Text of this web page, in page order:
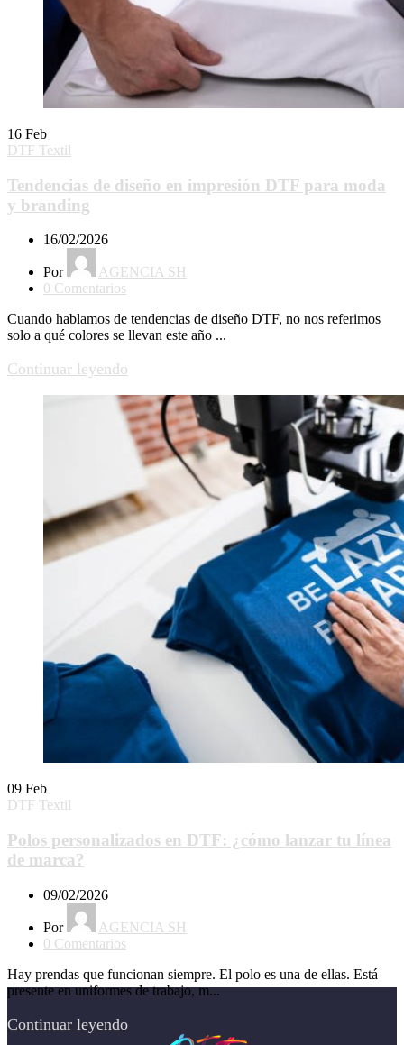
16 Feb
DTF Textil
Tendencias de diseño en impresión DTF para moda
y branding
16/02/2026
Por
AGENCIA SH
0 Comentarios
Cuando hablamos de tendencias de diseño DTF, no nos referimos
solo a qué colores se llevan este año ...
Continuar leyendo
09 Feb
DTF Textil
Polos personalizados en DTF: ¿cómo lanzar tu línea
de marca?
09/02/2026
Por
AGENCIA SH
0 Comentarios
Hay prendas que funcionan siempre. El polo es una de ellas. Está
presente en uniformes de trabajo, m...
Continuar leyendo